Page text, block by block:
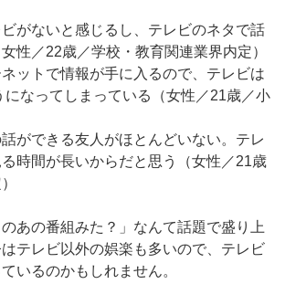
ビがないと感じるし、テレビのネタで話
性／22歳／学校・教育関連業界内定）
ネットで情報が手に入るので、テレビは
になってしまっている（女性／21歳／小
話ができる友人がほとんどいない。テレ
時間が長いからだと思う（女性／21歳
あの番組みた？」なんて話題で盛り上
テレビ以外の娯楽も多いので、テレビ
いるのかもしれません。